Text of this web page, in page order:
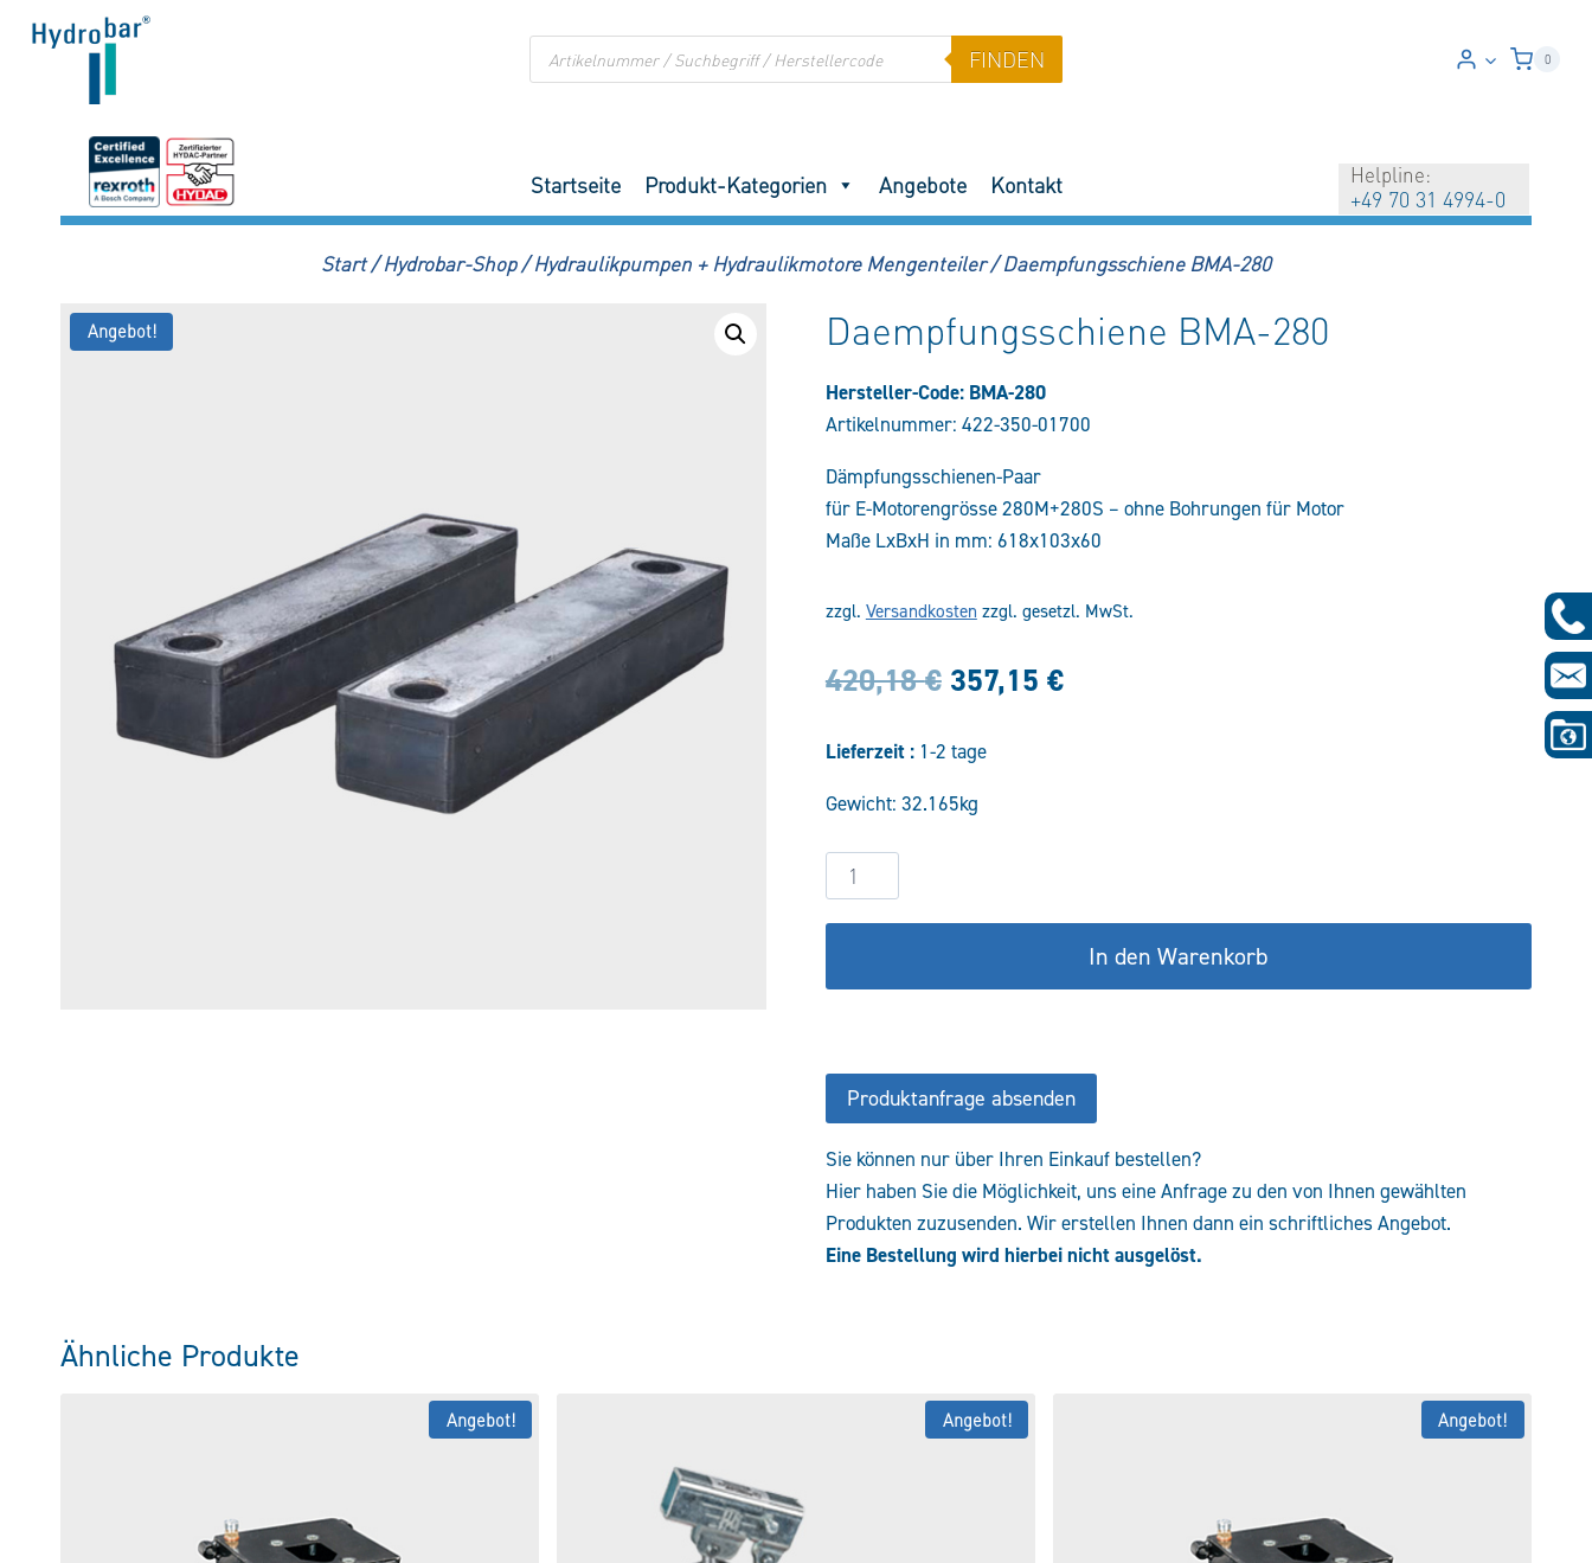
Inhalt
Products
search
FINDEN 0
Startseite Produkt-Kategorien Angebote Kontakt Helpline:
+49 70 31 4994-0
Start / Hydrobar-Shop / Hydraulikpumpen + Hydraulikmotore Mengenteiler / Daempfungsschiene BMA-280
Angebot! Daempfungsschiene BMA-280
Hersteller-Code: BMA-280
Artikelnummer: 422-350-01700
Dämpfungsschienen-Paar
für E-Motorengrösse 280M+280S – ohne Bohrungen für Motor
Maße LxBxH in mm: 618x103x60
zzgl. Versandkosten zzgl. gesetzl. MwSt.
420,18€ Ursprünglicher
war:
420,18 €
357,15 €Aktueller
Lieferzeit : 1-2 tage
Gewicht: 32.165kg
Daempfungsschiene
BMA-
280
In den Warenkorb
Produktanfrage absenden
Sie können nur über Ihren Einkauf bestellen?
Hier haben Sie die Möglichkeit, uns eine Anfrage zu den von Ihnen gewählten
Produkten zuzusenden. Wir erstellen Ihnen dann ein schriftliches Angebot.
Eine Bestellung wird hierbei nicht ausgelöst.
Ähnliche Produkte
Angebot! Angebot! Angebot!